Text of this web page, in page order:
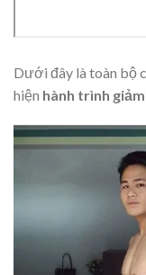
Dưới đây là toàn bộ
hiện hành trình